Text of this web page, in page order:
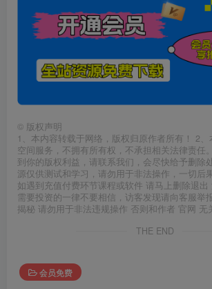
© 版权声明
1、本内容转载于网络，版权归原作者所有！ 2
空间服务，不拥有所有权，不承担相关法律责任
到你的版权利益，请联系我们，会尽快给予删除
源仅供测试和学习，请勿用于非法操作，一切后
如遇到充值付费环节课程或软件 请马上删除退
需要投资的一律不要相信，访客发现请向客服举
揭秘 请勿用于非法违规操作 否则和作者 官网 无
THE END
会员免费